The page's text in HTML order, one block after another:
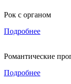
Рок с органом
Подробнее
Романтические
Подробнее